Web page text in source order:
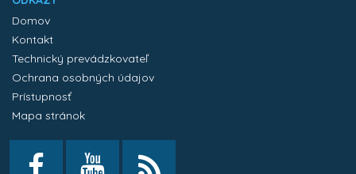
Domov
Kontakt
Technický prevádzkovateľ
Ochrana osobných údajov
Prístupnosť
Mapa stránok